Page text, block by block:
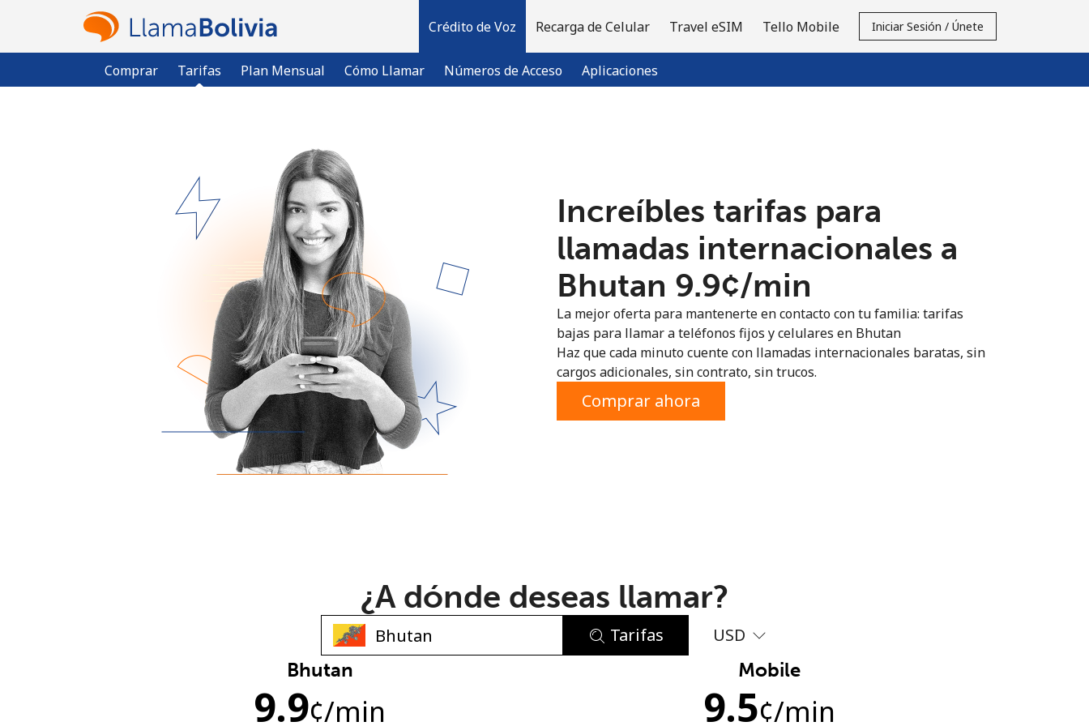
Crédito de Voz
Comprar Tarifas Plan Mensual Cómo Llamar Números de Acceso Aplicaciones
Recarga de Celular Travel eSIM Tello Mobile Iniciar Sesión / Únete
¿Ya tienes una cuenta? Inicia sesión →
Regístrate con
Increíbles tarifas para
llamadas internacionales a
Bhutan ⁦9.9¢⁩/min
La mejor oferta para mantenerte en contacto con tu familia: tarifas
bajas para llamar a teléfonos fijos y celulares en Bhutan
Haz que cada minuto cuente con llamadas internacionales baratas, sin
cargos adicionales, sin contrato, sin trucos.
Comprar ahora
¿A dónde deseas llamar?
Tarifas USD
Bhutan
9.9¢/min
Mobile
9.5¢/min